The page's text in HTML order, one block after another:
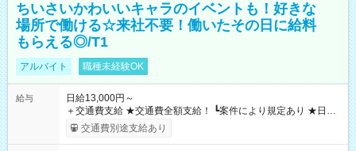
ちいさいかわいいキャラのイベントも！好きな
場所で働ける☆来社不要！働いたその日に給料
もらえる◎/T1
アルバイト 職種未経験OK
給与
日給13,000円～
＋交通費支給 ★交通費全額支給！ ┗案件により規定あり ★日払
いOK！（規定あり） ┗働いたその日に現金GET♪ お仕事後はコ
ンビニATMから 日払い分を引き落とせます！ 【試用期間】試
交通費別途支給あり